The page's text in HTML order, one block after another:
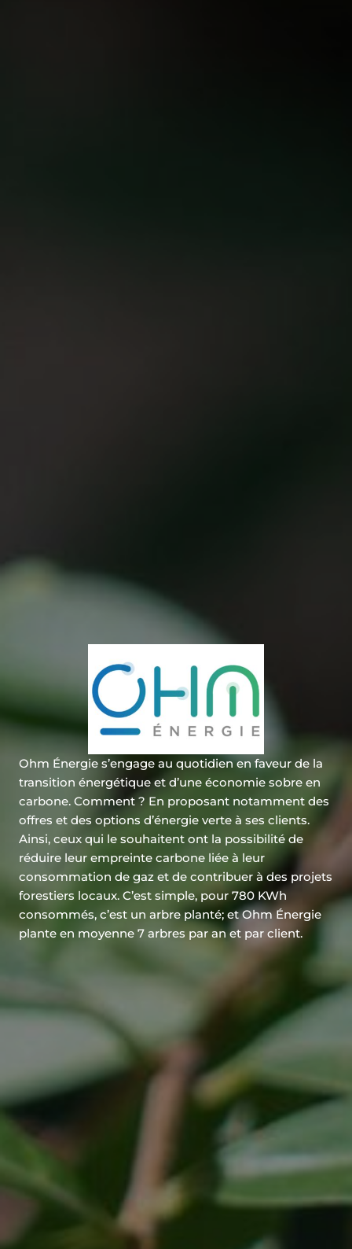
Ohm Énergie s’engage au quotidien en faveur de la
transition énergétique et d’une économie sobre en
carbone. Comment ? En proposant notamment des
offres et des options d’énergie verte à ses clients.
Ainsi, ceux qui le souhaitent ont la possibilité de
réduire leur empreinte carbone liée à leur
consommation de gaz et de contribuer à des projets
forestiers locaux. C’est simple, pour 780 KWh
consommés, c’est un arbre planté; et Ohm Énergie
plante en moyenne 7 arbres par an et par client.